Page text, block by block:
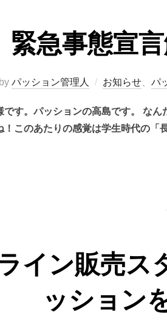
緊急事態宣
by パッション管理人 お知らせ パ
です。パッションの高島です。 な
！このあたりの感覚は学生時代の
ライン販売
ッション